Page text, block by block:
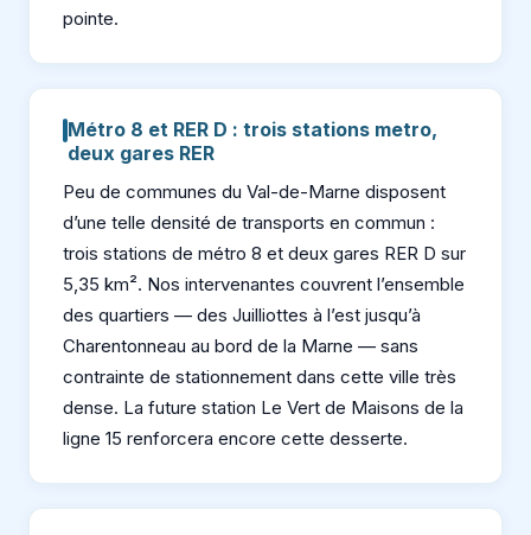
pointe.
Métro 8 et RER D : trois stations metro,
deux gares RER
Peu de communes du Val-de-Marne disposent
d’une telle densité de transports en commun :
trois stations de métro 8 et deux gares RER D sur
5,35 km². Nos intervenantes couvrent l’ensemble
des quartiers — des Juilliottes à l’est jusqu’à
Charentonneau au bord de la Marne — sans
contrainte de stationnement dans cette ville très
dense. La future station Le Vert de Maisons de la
ligne 15 renforcera encore cette desserte.